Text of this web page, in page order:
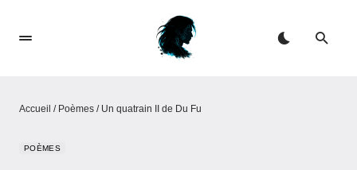
Accueil / Poèmes / Un quatrain II de Du Fu
POÈMES